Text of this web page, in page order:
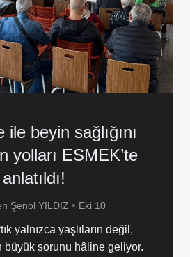
ile beyin sağlığını
yolları ESMEK’te
anlatıldı!
Şenol YILDIZ • Eki 10
yalnızca yaşlıların değil,
büyük sorunu hâline geliyor.